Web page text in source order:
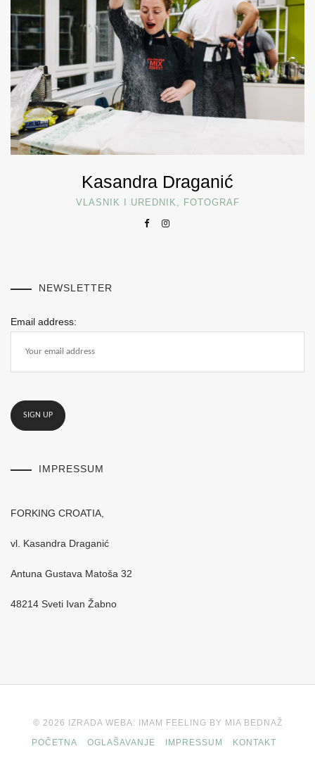
Kasandra Draganić
VLASNIK I UREDNIK, FOTOGRAF
NEWSLETTER
Email address:
IMPRESSUM
FORKING CROATIA,
vl. Kasandra Draganić
Antuna Gustava Matoša 32
48214 Sveti Ivan Žabno
© 2026 IZRADA WEBA: IMAM FEELING BY MIA BEDNAŽ
POČETNA
OGLAŠAVANJE IMPRESSUM
KONTAKT